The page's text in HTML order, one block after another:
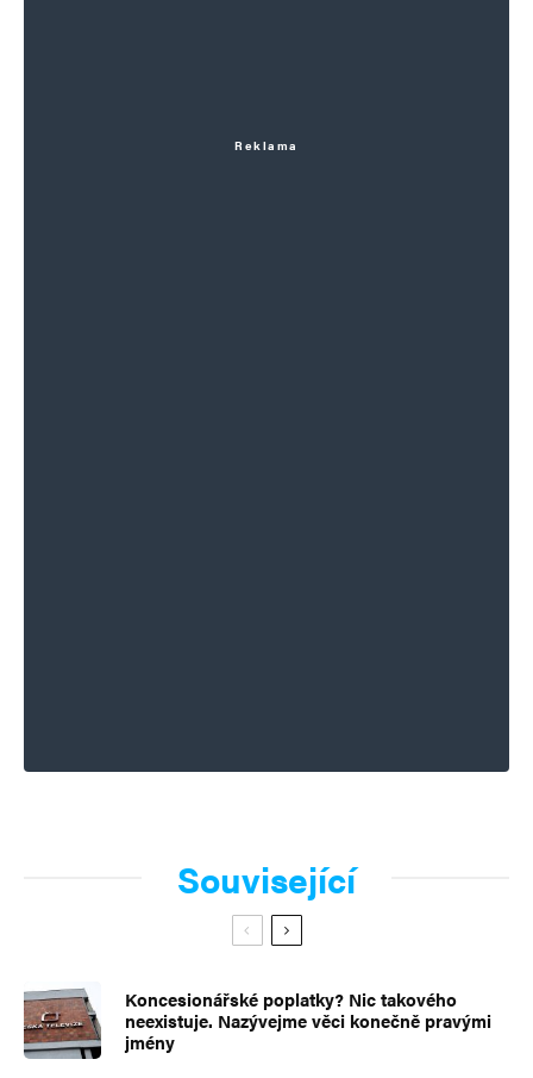
Reklama
Související
Koncesionářské poplatky? Nic takového
neexistuje. Nazývejme věci konečně pravými
jmény